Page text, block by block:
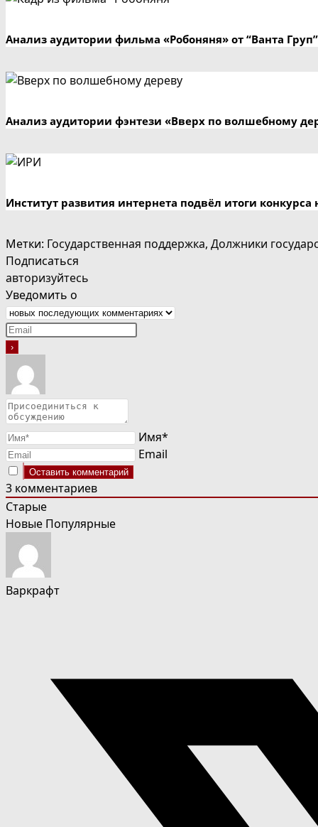
Анализ аудитории фильма «Робоняня» от “Ванта Груп”
Анализ аудитории фэнтези «Вверх по волшебному
Институт развития интернета подвёл итоги
Метки: Государственная поддержка, Должники
Подписаться
авторизуйтесь
Уведомить о
Имя*
Email
3 комментариев
Старые
Новые Популярные
Варкрафт